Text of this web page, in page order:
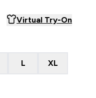
Virtual Try-On
L XL